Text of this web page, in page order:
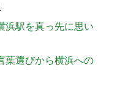
浜駅を真っ先に思い
葉選びから横浜への